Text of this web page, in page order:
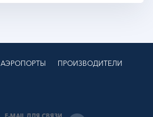
АЭРОПОРТЫ
ПРОИЗВОДИТЕЛИ